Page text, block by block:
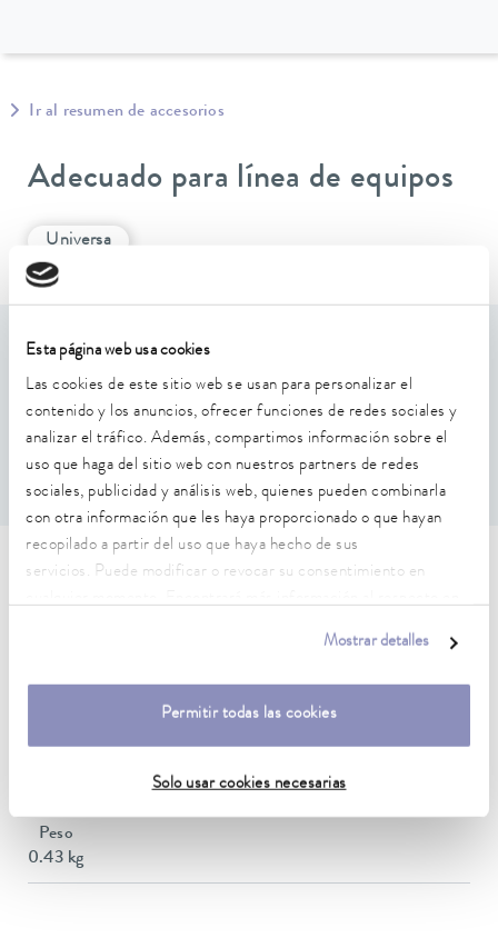
Esta página web usa cookies
Las cookies de este sitio web se usan para personalizar el
contenido y los anuncios, ofrecer funciones de redes sociales y
analizar el tráfico. Además, compartimos información sobre el
uso que haga del sitio web con nuestros partners de redes
sociales, publicidad y análisis web, quienes pueden combinarla
con otra información que les haya proporcionado o que hayan
recopilado a partir del uso que haya hecho de sus
servicios. Puede modificar o revocar su consentimiento en
Mostrar detalles
Permitir todas las cookies
Solo usar cookies necesarias
Ir al resumen de accesorios
Adecuado para línea de equipos
Universa
Características de rendimiento
Para sujetar tubos de ensayo
adecuado para U 8, U 830, U 845, U 855, U 890
Patrón de agujeros: 7x7
Características técnicas (según
Dimensiones (an x pr x al)
146 x 146 x 60 mm
Peso
0.43 kg